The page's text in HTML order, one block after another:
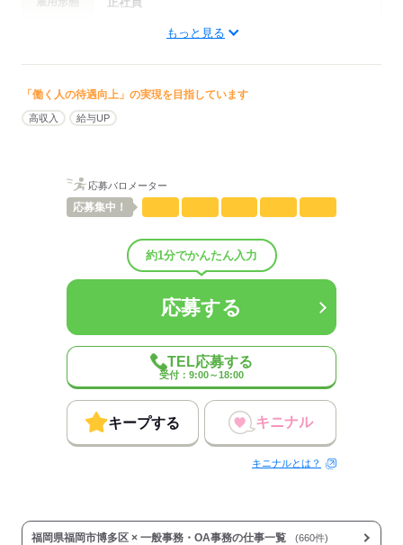
男女比 （男5：女10）
給与例
昇給・賞与あり、各種社会保険完備、年次有給休
暇 月収内訳／基本給：200,000～212,000円+固定
応募する
もっと見る
「働く人の待遇向上」の実現を目指しています
高収入 給与UP
応募バロメーター
応募集中！
約1分でかんたん入力
応募する
TEL応募する
受付：9:00～18:00
キープする キニナル
キニナルとは？
福岡県福岡市博多区 × 一般事務・OA事務の仕事一覧 (660件)